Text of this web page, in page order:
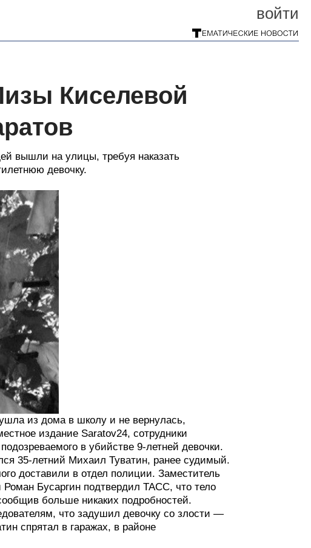
войти
Киселевой
вышли на улицы, требуя наказать
девочку.
из дома в школу и не вернулась,
издание Saratov24, сотрудники
в убийстве 9-летней девочки.
35-летний Михаил Туватин, ранее судимый.
доставили в отдел полиции. Заместитель
Роман Бусаргин подтвердил ТАСС, что тело
больше никаких подробностей.
что задушил девочку со злости —
спрятал в гаражах, в районе